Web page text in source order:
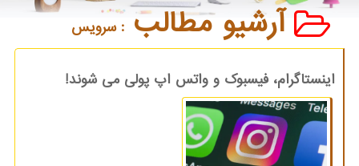
آرشیو مطالب : سرویس
اینستاگرام، فیسبوک و واتس اپ پولی می شوند!